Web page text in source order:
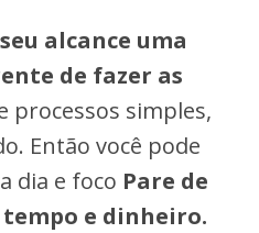
alcance uma
de fazer as
processos simples,
Então você pode
dia e foco Pare de
e dinheiro.